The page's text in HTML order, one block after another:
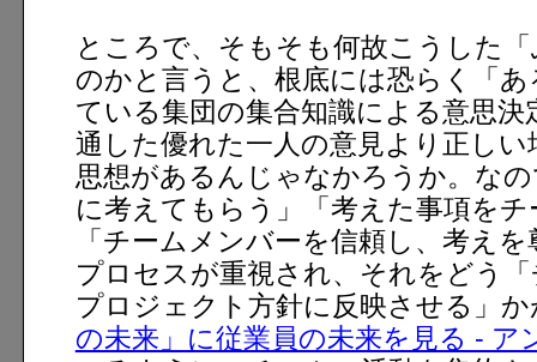
ところで、そもそも何故こうした
のかと言うと、根底には恐らく「
ている集団の集合知識による意思決
通した優れた一人の意見より正し
思想があるんじゃなかろうか。な
に考えてもらう」「考えた事項を
「チームメンバーを信頼し、考え
プロセスが重視され、それをどう
プロジェクト方針に反映させる」
の未来」に従業員の未来を見る - ア